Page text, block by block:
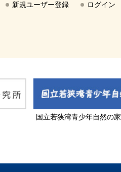
新規ユーザー登録 ログイン
国立若狭湾青少年自然の家